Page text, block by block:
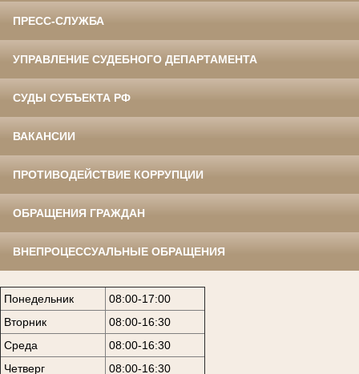
ПРЕСС-СЛУЖБА
УПРАВЛЕНИЕ СУДЕБНОГО ДЕПАРТАМЕНТА
СУДЫ СУБЪЕКТА РФ
ВАКАНСИИ
ПРОТИВОДЕЙСТВИЕ КОРРУПЦИИ
ОБРАЩЕНИЯ ГРАЖДАН
ВНЕПРОЦЕССУАЛЬНЫЕ ОБРАЩЕНИЯ
Понедельник
08:00-17:00
Вторник
08:00-16:30
Среда
08:00-16:30
Четверг
08:00-16:30